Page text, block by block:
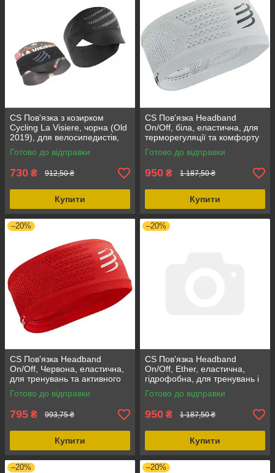
CS Пов'язка з козирком
Cycling La Visiere, чорна (Old
2019), для велосипедистів,
водовідштовхувальна, легка і
м'яка
Готово до відправки
730 ₴ 912,50 ₴
Купити
CS Пов'язка Headband
On/Off, біла, еластична, для
терморегуляції та комфорту
під час тренувань, висота 7,5
см
Готово до відправки
950 ₴ 1 187,50 ₴
Купити
–20%
CS Пов'язка Headband
On/Off, Червона, еластична,
для тренувань та активного
відпочинку, висота 7,5 см
Готово до відправки
795 ₴ 993,75 ₴
Купити
–20%
CS Пов'язка Headband
On/Off, Ether, еластична,
гідрофобна, для тренувань і
гонок, висота 7,5 см,
надлегка
Готово до відправки
950 ₴ 1 187,50 ₴
Купити
–20% –20%